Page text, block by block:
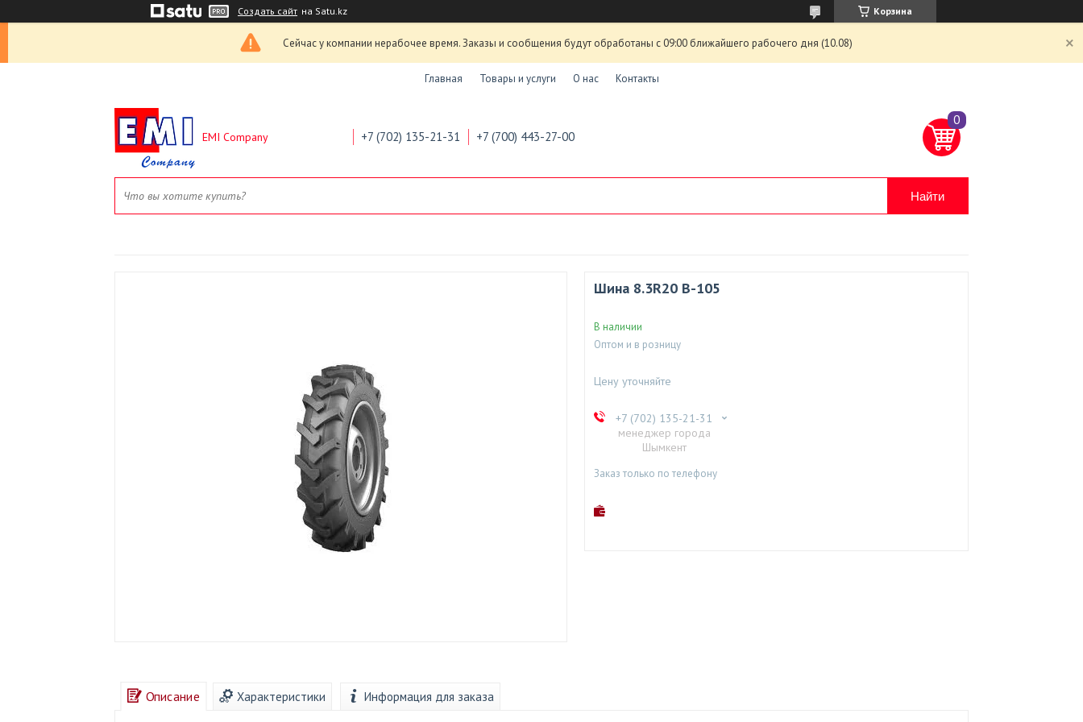
Создать сайт на Satu.kz Корзина
Сейчас у компании нерабочее время. Заказы и сообщения будут обработаны с 09:00 ближайшего рабочего дня (10.08)
Главная Товары и услуги О нас Контакты
EMI Company +7 (702) 135-21-31 +7 (700) 443-27-00
Найти
Шина 8.3R20 B-105
В наличии
Оптом и в розницу
Цену уточняйте
+7 (702) 135-21-31
менеджер города
Шымкент
Заказ только по телефону
Описание Характеристики Информация для заказа